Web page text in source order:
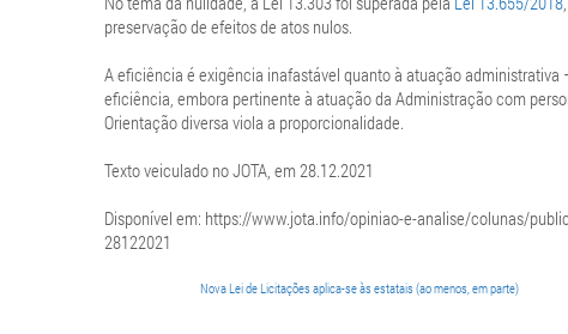
preservação de efeitos de atos nulos.
A eficiência é exigência inafastável quanto à atuação
eficiência, embora pertinente à atuação da Administração com
Orientação diversa viola a proporcionalidade.
Texto veiculado no JOTA, em 28.12.2021
Disponível em: https://www.jota.info/opiniao-e-analise/colunas/
28122021
Nova Lei de Licitações aplica-se às estatais (ao menos, em parte)